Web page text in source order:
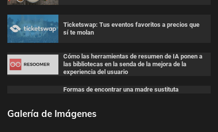
Ticketswap: Tus eventos favoritos a precios que
sí te molan
Cómo las herramientas de resumen de IA ponen a
las bibliotecas en la senda de la mejora de la
experiencia del usuario
Formas de encontrar una madre sustituta
Galería de Imágenes